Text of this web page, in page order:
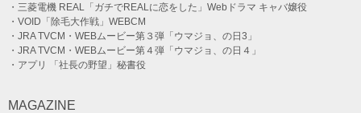
・三菱電機 REAL「ガチでREALに恋をした」Webドラマ キャバ嬢役
・VOID「除毛大作戦」WEBCM
・JRA TVCM・WEBムービー第３弾「ウマジョ、の日3」
・JRA TVCM・WEBムービー第４弾「ウマジョ、の日４」
・アプリ 「社長の野望」秘書役
MAGAZINE